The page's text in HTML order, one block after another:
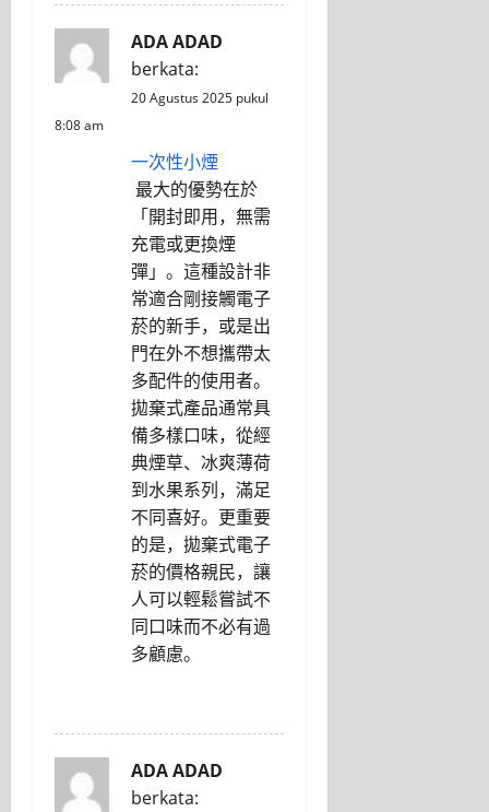
ADA ADAD
berkata:
20 Agustus 2025 pukul
8:08 am
一次性小煙
​ 最大的優勢在於
「開封即用，無需
充電或更換煙
彈」。這種設計非
常適合剛接觸電子
菸的新手，或是出
門在外不想攜帶太
多配件的使用者。
拋棄式產品通常具
備多樣口味，從經
典煙草、冰爽薄荷
到水果系列，滿足
不同喜好。更重要
的是，拋棄式電子
菸的價格親民，讓
人可以輕鬆嘗試不
同口味而不必有過
多顧慮。
ADA ADAD
berkata: